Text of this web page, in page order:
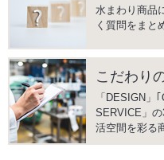
水まわり商品
く質問をまと
こだわり
「DESIGN」
SERVICE」
活空間を彩る